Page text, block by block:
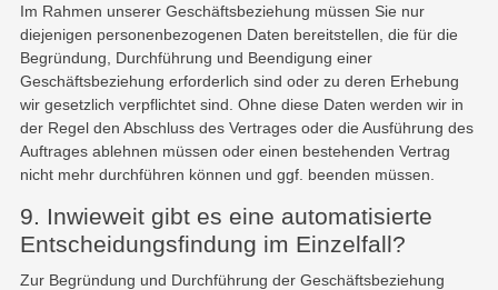
Im Rahmen unserer Geschäftsbeziehung müssen Sie nur
diejenigen personenbezogenen Daten bereitstellen, die für die
Begründung, Durchführung und Beendigung einer
Geschäftsbeziehung erforderlich sind oder zu deren Erhebung
wir gesetzlich verpflichtet sind. Ohne diese Daten werden wir in
der Regel den Abschluss des Vertrages oder die Ausführung des
Auftrages ablehnen müssen oder einen bestehenden Vertrag
nicht mehr durchführen können und ggf. beenden müssen.
9. Inwieweit gibt es eine automatisierte
Entscheidungsfindung im Einzelfall?
Zur Begründung und Durchführung der Geschäftsbeziehung